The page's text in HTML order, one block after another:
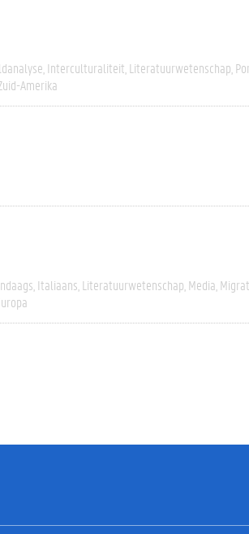
Interculturaliteit Literatuurwetenschap
Amerika
Italiaans Literatuurwetenschap Media